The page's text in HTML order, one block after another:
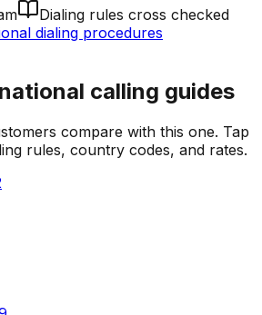
Dialing rules cross checked
dialing procedures
calling guides
compare with this one. Tap
rules, country codes, and rates.